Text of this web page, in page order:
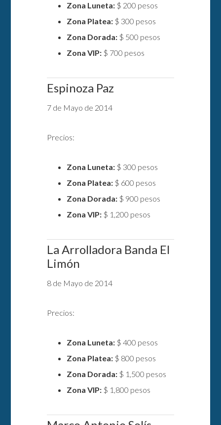
Zona Luneta: $ 200 pesos
Zona Platea: $ 300 pesos
Zona Dorada: $ 500 pesos
Zona VIP: $ 700 pesos
Espinoza Paz
7 de Mayo de 2014
Precios:
Zona Luneta: $ 300 pesos
Zona Platea: $ 600 pesos
Zona Dorada: $ 900 pesos
Zona VIP: $ 1,200 pesos
La Arrolladora Banda El
Limón
8 de Mayo de 2014
Precios:
Zona Luneta: $ 400 pesos
Zona Platea: $ 800 pesos
Zona Dorada: $ 1,500 pesos
Zona VIP: $ 1,800 pesos